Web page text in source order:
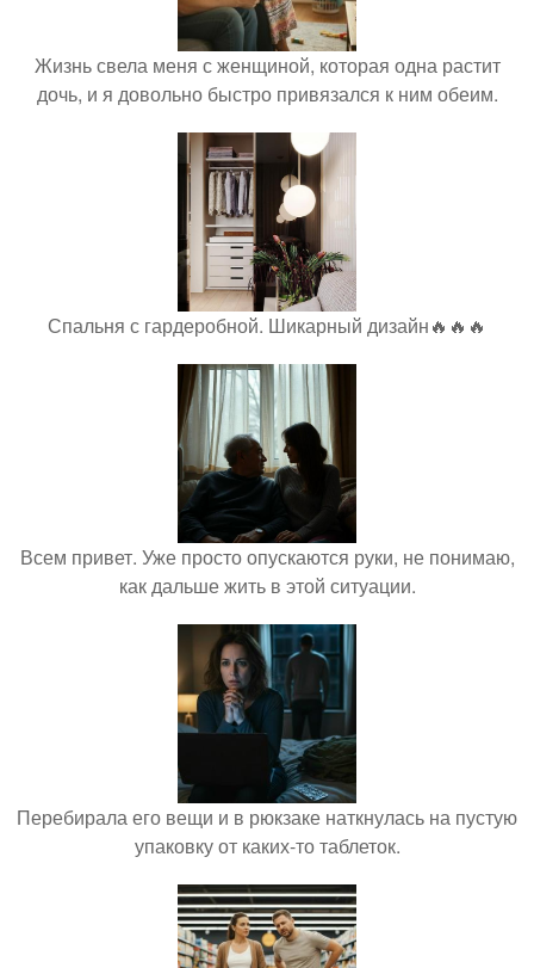
Жизнь свела меня с женщиной, которая одна растит
дочь, и я довольно быстро привязался к ним обеим.
Спальня с гардеробной. Шикарный дизайн🔥🔥🔥
Всем привет. Уже просто опускаются руки, не понимаю,
как дальше жить в этой ситуации.
Перебирала его вещи и в рюкзаке наткнулась на пустую
упаковку от каких-то таблеток.